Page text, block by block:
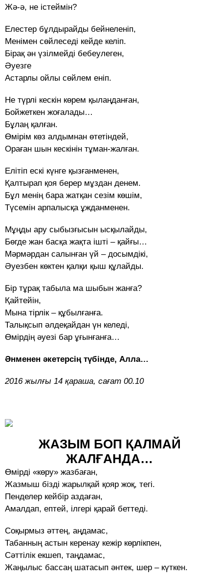
Жә-ә, не істеймін?
Елестер бұлдырайды бейнеленіп,
Менімен сөйлеседі кейде келіп.
Бірақ ән үзілмейді бебеулеген,
Әуезге
Астарлы ойлы сөйлем еніп.
Не түрлі кескін көрем қылаңданған,
Бойжеткен жоғалады…
Бұлаң қалған.
Өмірім көз алдымнан өтетіндей,
Ораған шын кескінін тұман-жалған.
Елітіп ескі күнге қызғанменен,
Қалтырап қоя берер мұздан денем.
Бұл менің бара жатқан сезім көшім,
Түсемін арпалысқа ұжданменен.
Мұңды ару сыбызғысын ысқылайды,
Бөгде жан басқа жақта ішті – қайғы…
Мәрмәрдан салынған үй – досымдікі,
Әуезбен көктен қалқи қыш құлайды.
Бір тұрақ табыла ма шыбын жанға?
Қайтейін,
Мына тірлік – құбылғанға.
Талықсып әлдеқайдан үн келеді,
Өмірдің әуезі бар ұғынғанға…
Әнменен әкетерсің түбінде, Алла…
2016 жылғы 14 қараша, сағат 00.10
ЖАЗЫМ БОП ҚАЛМАЙ
ЖАЛҒАНДА…
Өмірді «көру» жазбаған,
Жазмыш бізді жарылқай қояр жоқ, тегі.
Пенделер кейбір аздаған,
Амалдап, ептей, ілгері қарай беттеді.
Соқырмыз әттең, аңдамас,
Табанның астын керенау кежір көрлікпен,
Сәттілік екшеп, таңдамас,
Жаңылыс бассаң шатасып әнтек, шер – күткен.